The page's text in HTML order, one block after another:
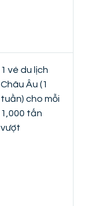
1 vé du lịch
Châu Âu (1
tuần) cho mỗi
1,000 tấn
vượt